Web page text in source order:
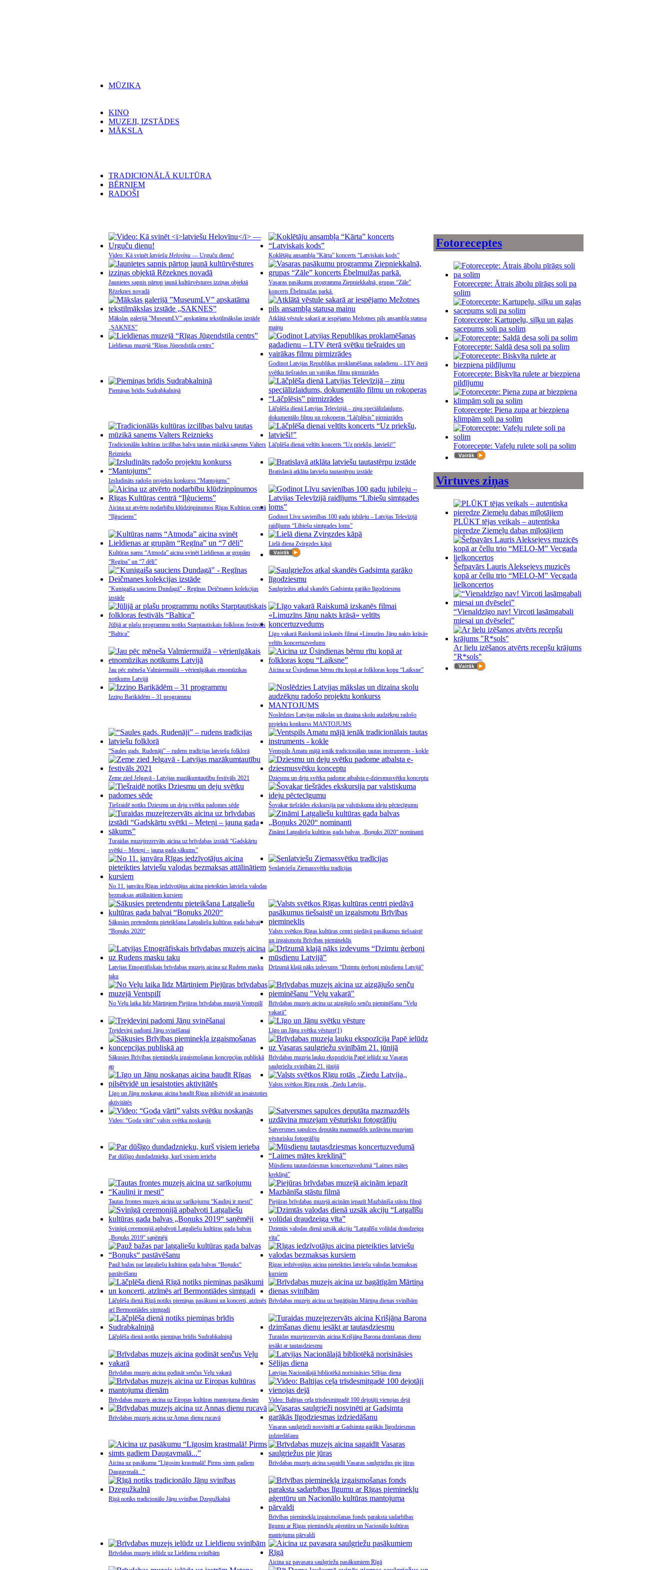
MŪZIKA
KINO
MUZEJI, IZSTĀDES
MĀKSLA
TRADICIONĀLĀ KULTŪRA
BĒRNIEM
RADOŠI
Video: Kā svinētlatviešu Helovīnu — Urguču dienu! Koklētāju ansambļa “Kārta” koncerts “Latviskais kods”
Jaunietes sapnis pārtop jaunā kultūrvēstures izziņas objektā
Rēzeknes novadā
Vasaras pasākumu programma Ziepniekkalnā, grupas “Zāle”
koncerts Ēbelmuižas parkā.
Mākslas galerijā ”MuseumLV” apskatāma tekstilmākslas izstāde
„SAKNES”
Atklātā vēstule sakarā ar iespējamo Mežotnes pils ansambļa statusa
maiņu
Lieldienas muzejā “Rīgas Jūgendstila centrs”
Godinot Latvijas Republikas proklamēšanas gadadienu – LTV ēterā
svētku tiešraides un vairākas filmu pirmizrādes
Piemiņas brīdis Sudrabkalniņā
Lāčplēša dienā Latvijas Televīzijā – ziņu speciālizlaidums,
dokumentālo filmu un rokoperas “Lāčplēsis” pirmizrādes
Tradicionālās kultūras izcilības balvu tautas mūzikā saņems Valters
Reiznieks
Lāčplēša dienai veltīts koncerts “Uz priekšu, latvieši!”
Izsludināts radošo projektu konkurss “Mantojums”
Bratislavā atklāta latviešu tautastērpu izstāde
Aicina uz atvērto nodarbību klūdziņpinumos Rīgas Kultūras centrā
“Iļģuciems”
Godinot Līvu savienības 100 gadu jubileju – Latvijas Televīzijā
raidījums “Lībiešu simtgades loms”
Kultūras nams “Atmoda” aicina svinēt Lieldienas ar grupām
“Regīna” un “7 dēli”
Lielā diena Zvirgzdes kāpā
"Kunigaiša sauciens Dundagā" - Regīnas Deičmanes kolekcijas
izstāde
Saulgriežos atkal skandēs Gadsimta garāko līgodziesmu
Jūlijā ar plašu programmu notiks Starptautiskais folkloras festivāls
“Baltica”
Līgo vakarā Raiskumā izskanēs filmai «Limuzīns Jāņu nakts krāsā»
veltīts koncertuzvedums
Jau pēc mēneša Valmiermuižā – vērienīgākais etnomūzikas
notikums Latvijā
Aicina uz Ūsiņdienas bērnu rītu kopā ar folkloras kopu “Laiksne”
Izziņo Barikādēm – 31 programmu
Noslēdzies Latvijas mākslas un dizaina skolu audzēkņu radošo
projektu konkurss MANTOJUMS
“Saules gads. Rudenāji” – rudens tradīcijas latviešu folklorā Ventspils Amatu mājā ienāk tradicionālais tautas instruments - kokle
Zeme zied Jelgavā - Latvijas mazākumtautību festivāls 2021 Dziesmu un deju svētku padome atbalsta e-dziesmusvētku konceptu
Tiešraidē notiks Dziesmu un deju svētku padomes sēde Šovakar tiešrādes ekskursija par valstiskuma ideju pēctecīgumu
Turaidas muzejrezervāts aicina uz brīvdabas izstādi “Gadskārtu
svētki – Meteņi – jauna gada sākums”
Zināmi Latgaliešu kultūras gada balvas „Boņuks 2020“ nominanti
No 11. janvāra Rīgas iedzīvotājus aicina pieteikties latviešu valodas
bezmaksas attālinātiem kursiem
Senlatviešu Ziemassvētku tradīcijas
Sākusies pretendentu pieteikšana Latgaliešu kultūras gada balvai
“Boņuks 2020“
Valsts svētkos Rīgas kultūras centri piedāvā pasākumus tiešsaistē
un izgaismotu Brīvības piemineklis
Latvijas Etnogrāfiskais brīvdabas muzejs aicina uz Rudens masku
taku
Drīzumā klajā nāks izdevums “Dzimtu ģerboņi mūsdienu Latvijā”
No Veļu laika līdz Mārtiņiem Piejūras brīvdabas muzejā Ventspilī
Brīvdabas muzejs aicina uz aizgājušo senču pieminēšanu "Veļu
vakarā"
Trejdeviņi padomi Jāņu svinēšanai Līgo un Jāņu svētku vēsture(1)
Sākusies Brīvības pieminekļa izgaismošanas koncepcijas publiskā
ap
Brīvdabas muzeja lauku ekspozīcija Papē ielūdz uz Vasaras
saulgriežu svinībām 21. jūnijā
Līgo un Jāņu noskaņas aicina baudīt Rīgas pilsētvidē un iesaistoties
aktivitātēs
Valsts svētkos Rīgu rotās „Ziedu Latvija,,
Video: “Goda vārti” valsts svētku noskaņās
Satversmes sapulces deputāta mazmazdēls uzdāvina muzejam
vēsturisku fotogrāfiju
Par dūšīgo dundadznieku, kurš visiem ierieba
Mūsdienu tautasdziesmas koncertuzvedumā “Laimes mātes
krekliņā”
Tautas frontes muzejs aicina uz sarīkojumu “Kauliņi ir mesti” Piejūras brīvdabas muzejā aicinām iepazīt Mazbānīša stāstu filmā
Svinīgā ceremonijā apbalvoti Latgaliešu kultūras gada balvas
„Boņuks 2019“ saņēmēji
Dzimtās valodas dienā uzsāk akciju “Latgalīšu volūdai draudzeiga
vīta”
Pauž bažas par latgaliešu kultūras gada balvas “Boņuks“
pastāvēšanu
Rīgas iedzīvotājus aicina pieteikties latviešu valodas bezmaksas
kursiem
Lāčplēša dienā Rīgā notiks piemiņas pasākumi un koncerti, atzīmēs
arī Bermontiādes simtgadi
Brīvdabas muzejs aicina uz bagātīgām Mārtiņa dienas svinībām
Lāčplēša dienā notiks piemiņas brīdis Sudrabkalniņā
Turaidas muzejrezervāts aicina Krišjāņa Barona dzimšanas dienu
iesākt ar tautasdziesmu
Brīvdabas muzejs aicina godināt senčus Veļu vakarā Latvijas Nacionālajā bibliotēkā norisināsies Sēlijas diena
Brīvdabas muzejs aicina uz Eiropas kultūras mantojuma dienām Video: Baltijas ceļa trīsdesmitgadē 100 dejotāji vienojas dejā
Brīvdabas muzejs aicina uz Annas dienu rucavā
Vasaras saulgrieži nosvinēti ar Gadsimta garākās līgodziesmas
izdziedāšanu
Aicina uz pasākumu “Līgosim krastmalā! Pirms simts gadiem
Daugavmalā...”
Brīvdabas muzejs aicina sagaidīt Vasaras saulgriežus pie jūras
Rīgā notiks tradicionālo Jāņu svinības Dzegužkalnā
Brīvības pieminekļa izgaismošanas fonds paraksta sadarbības
līgumu ar Rīgas pieminekļu aģentūru un Nacionālo kultūras
mantojuma pārvaldi
Brīvdabas muzejs ielūdz uz Lieldienu svinībām
Aicina uz pavasara saulgriežu pasākumiem Rīgā
Fotoreceptes
Fotorecepte: Ātrais ābolu pīrāgs soli pa
solim
Fotorecepte: Kartupeļu, siļķu un gaļas
sacepums soli pa solim
Fotorecepte: Saldā desa soli pa solim
Fotorecepte: Biskvīta rulete ar biezpiena
pildījumu
Fotorecepte: Piena zupa ar biezpiena
klimpām soli pa solim
Fotorecepte: Vafeļu rulete soli pa solim
Virtuves ziņas
PLŪKT tējas veikals – autentiska
pieredze Ziemeļu dabas mīļotājiem
Šefpavārs Lauris Aleksejevs muzicēs
kopā ar čellu trio “MELO-M” Vecgada
lielkoncertos
“Vienaldzīgo nav! Vircoti lasāmgabali
miesai un dvēselei”
Ar lielu izēšanos atvērts recepšu krājums
"R*sols"